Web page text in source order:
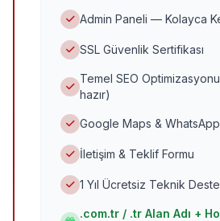
Admin Paneli — Kolayca
SSL Güvenlik Sertifikası
Temel SEO
hazır)
Google Maps &
İletişim & Teklif Formu
1 Yıl Ücretsiz Teknik
.com.tr / .tr Alan Adı +